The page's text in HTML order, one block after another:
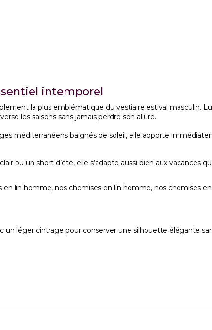
intemporel
la plus emblématique du vestiaire estival masculin.
les saisons sans jamais perdre son allure.
méditerranéens baignés de soleil, elle apporte
ou un short d’été, elle s’adapte aussi bien aux vacances
en lin homme, nos chemises en lin homme, nos chemises
un léger cintrage pour conserver une silhouette élégante